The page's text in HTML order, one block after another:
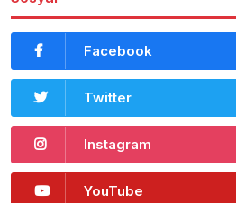
Facebook
Twitter
Instagram
YouTube